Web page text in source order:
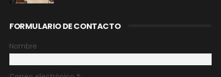
FORMULARIO DE CONTACTO
Nombre